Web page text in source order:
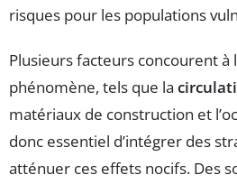
risques pour les populations
Plusieurs facteurs concourent à
phénomène, tels que la
matériaux de construction et
donc essentiel d’intégrer des
atténuer ces effets nocifs. Des